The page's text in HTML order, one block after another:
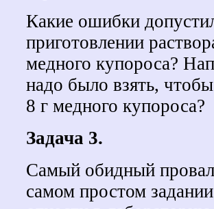
Какие ошибки
приготовлении
медного купороса?
надо было взять,
8 г медного купороса?
Задача 3.
Самый обидный
самом простом